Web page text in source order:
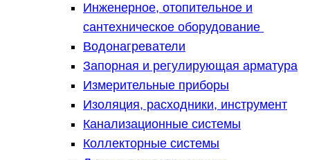
Инженерное, отопительное и
сантехническое оборудование
Водонагреватели
Запорная и регулирующая арматура
Измерительные приборы
Изоляция, расходники, инструмент
Канализационные системы
Коллекторные системы